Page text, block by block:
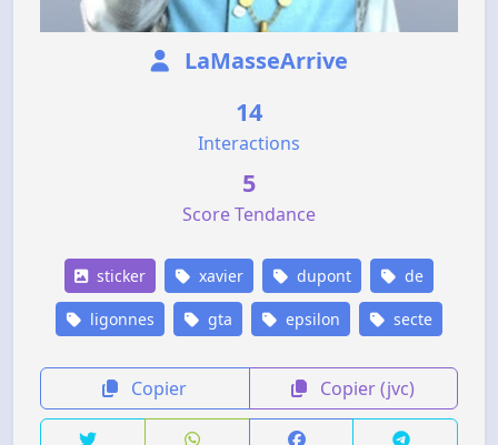
LaMasseArrive
14
Interactions
5
Score Tendance
sticker xavier dupont de
ligonnes gta epsilon secte
Copier Copier (jvc)